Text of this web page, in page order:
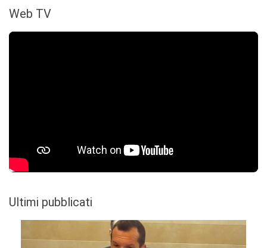
Web TV
Ultimi pubblicati